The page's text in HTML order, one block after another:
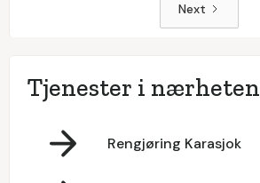
Next
Tjenester i nærheten
Rengjøring Karasjok